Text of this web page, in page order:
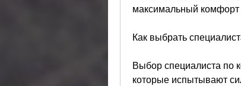
максимальный комфорт
Как выбрать
Выбор специалиста по
которые испытывают